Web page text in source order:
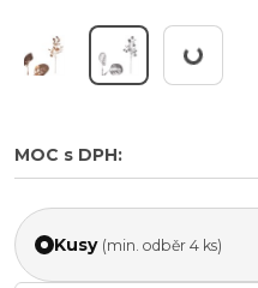
Pracuji...
MOC s DPH:
Kusy (min. odběr 4 ks)